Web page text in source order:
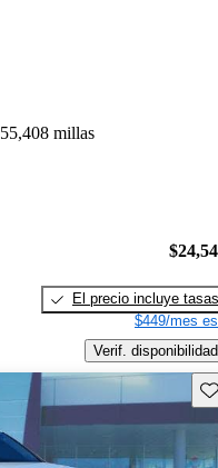
55,408 millas
El precio incluye tasas
$449/mes
Verif. disponibilidad